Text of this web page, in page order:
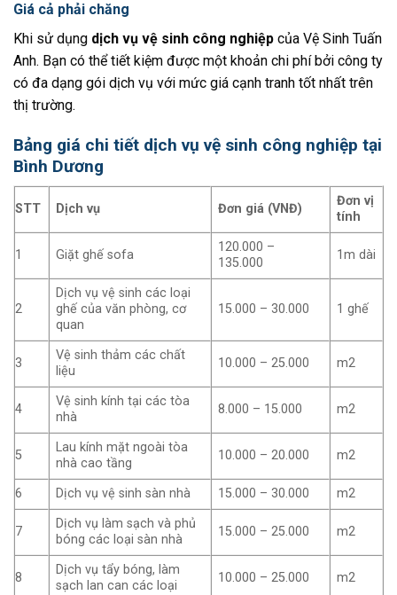
Giá cả phải chăng
Khi sử dụng dịch vụ vệ sinh công nghiệp của Vệ Sinh Tuấn
Anh. Bạn có thể tiết kiệm được một khoản chi phí bởi công ty
có đa dạng gói dịch vụ với mức giá cạnh tranh tốt nhất trên
thị trường.
Bảng giá chi tiết dịch vụ vệ sinh công nghiệp tại
Bình Dương
STT Dịch vụ Đơn giá (VNĐ)
Đơn vị
tính
1 Giặt ghế sofa
120.000 –
135.000
1m dài
2
Dịch vụ vệ sinh các loại
ghế của văn phòng, cơ
quan
15.000 – 30.000 1 ghế
3
Vệ sinh thảm các chất
liệu
10.000 – 25.000 m2
4
Vệ sinh kính tại các tòa
nhà
8.000 – 15.000 m2
5
Lau kính mặt ngoài tòa
nhà cao tầng
10.000 – 20.000 m2
6 Dịch vụ vệ sinh sàn nhà 15.000 – 30.000 m2
7
Dịch vụ làm sạch và phủ
bóng các loại sàn nhà
15.000 – 25.000 m2
8
Dịch vụ tẩy bóng, làm
sạch lan can các loại
10.000 – 25.000 m2